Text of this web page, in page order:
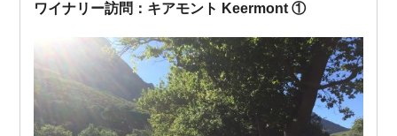
ワイナリー訪問：キアモント Keermont ①